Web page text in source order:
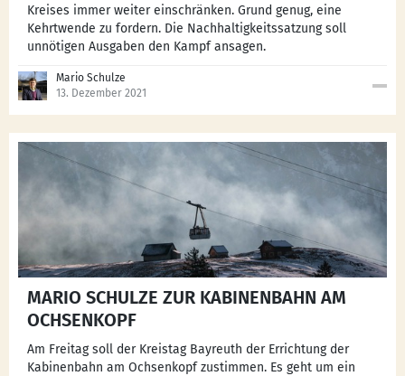
Kreises immer weiter einschränken. Grund genug, eine
Kehrtwende zu fordern. Die Nachhaltigkeitssatzung soll
unnötigen Ausgaben den Kampf ansagen.
Mario Schulze
13. Dezember 2021
MARIO SCHULZE ZUR KABINENBAHN AM
OCHSENKOPF
Am Freitag soll der Kreistag Bayreuth der Errichtung der
Kabinenbahn am Ochsenkopf zustimmen. Es geht um ein